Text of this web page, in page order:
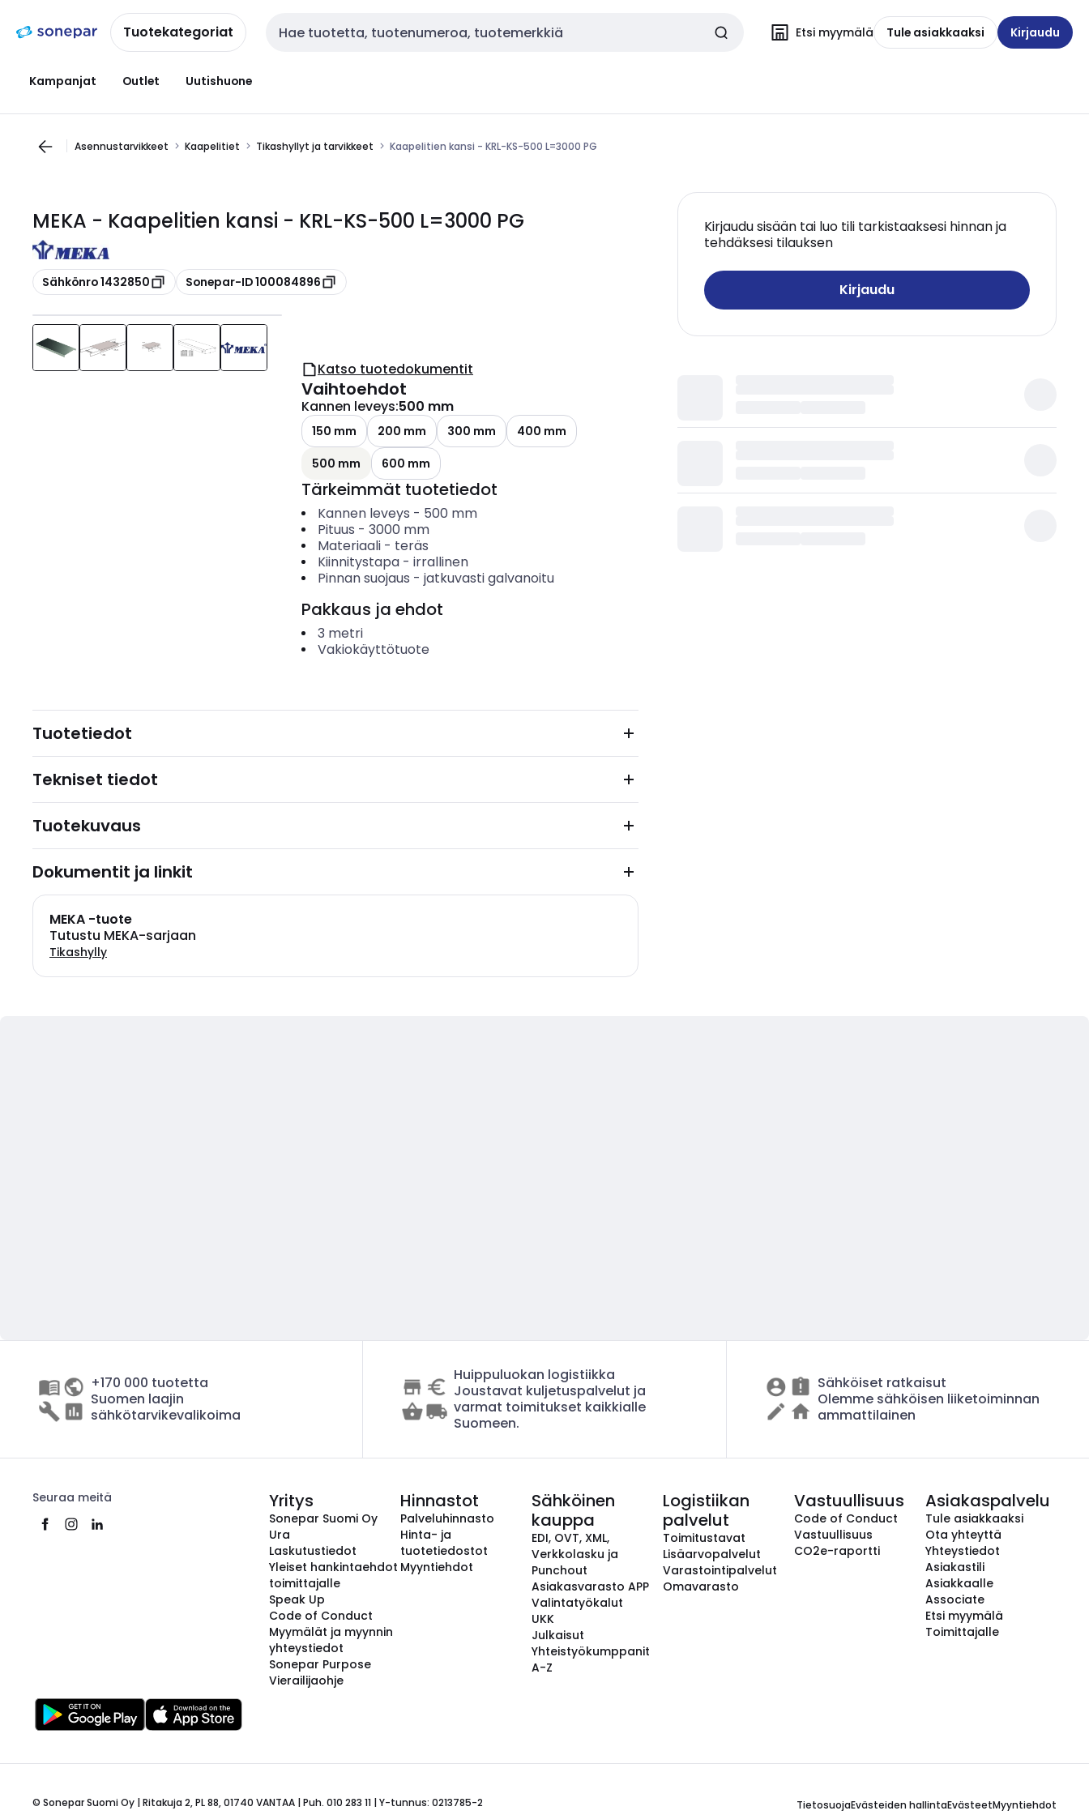
navigointiinsisältöönTuotekategoriat Haku Etsi myymälä Tule asiakkaaksi Kirjaudu
Kampanjat Outlet Uutishuone
Asennustarvikkeet Kaapelitiet Tikashyllyt ja tarvikkeet Kaapelitien kansi - KRL-KS-500 L=3000 PG
MEKA - Kaapelitien kansi - KRL-KS-500 L=3000 PG
Kopioi
Sähkönro 1432850 Kopioi
Sonepar-ID 100084896
Kirjaudu sisään tai luo tili tarkistaaksesi hinnan ja
tehdäksesi tilauksen
Kirjaudu
Katso tuotedokumentit
Vaihtoehdot
Kannen leveys:500 mm
150 mm 200 mm 300 mm
400 mm
500 mm
600 mm
Tärkeimmät tuotetiedot
Kannen leveys - 500 mm
Pituus - 3000 mm
Materiaali- teräs
Kiinnitystapa- irrallinen
Pinnan suojaus - jatkuvasti galvanoitu
Pakkaus ja ehdot
3 metri
Vakiokäyttötuote
Tuotetiedot
Tekniset tiedot
Tuotekuvaus
Dokumentit ja linkit
MEKA -tuote
Tutustu MEKA-sarjaan
Tikashylly
+170 000 tuotetta
Suomen laajin
sähkötarvikevalikoima
Huippuluokan logistiikka
Joustavat kuljetuspalvelut ja
varmat toimitukset kaikkialle
Suomeen.
Sähköiset ratkaisut
Olemme sähköisen liiketoiminnan
ammattilainen
Seuraa meitä Yritys
Sonepar Suomi Oy
Ura
Laskutustiedot
Yleiset hankintaehdot
toimittajalle
Speak Up
Code of Conduct
Myymälät ja myynnin
yhteystiedot
Sonepar Purpose
Vierailijaohje
Hinnastot
Palveluhinnasto
Hinta- ja
tuotetiedostot
Myyntiehdot
Sähköinen
kauppa
EDI, OVT, XML,
Verkkolasku ja
Punchout
Asiakasvarasto APP
Valintatyökalut
UKK
Julkaisut
Yhteistyökumppanit
A-Z
Logistiikan
palvelut
Toimitustavat
Lisäarvopalvelut
Varastointipalvelut
Omavarasto
Vastuullisuus
Code of Conduct
Vastuullisuus
CO2e-raportti
Asiakaspalvelu
Tule asiakkaaksi
Ota yhteyttä
Yhteystiedot
Asiakastili
Asiakkaalle
Associate
Etsi myymälä
Toimittajalle
© Sonepar Suomi Oy | Ritakuja 2, PL 88, 01740 VANTAA | Puh. 010 283 11 | Y-tunnus: 0213785-2 TietosuojaEvästeiden hallintaEvästeetMyyntiehdot